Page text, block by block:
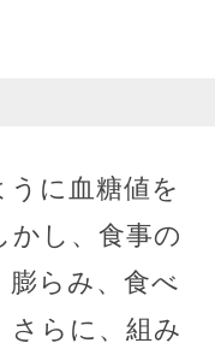
に血糖値を
かし、食事の
らみ、食べ
さらに、組み